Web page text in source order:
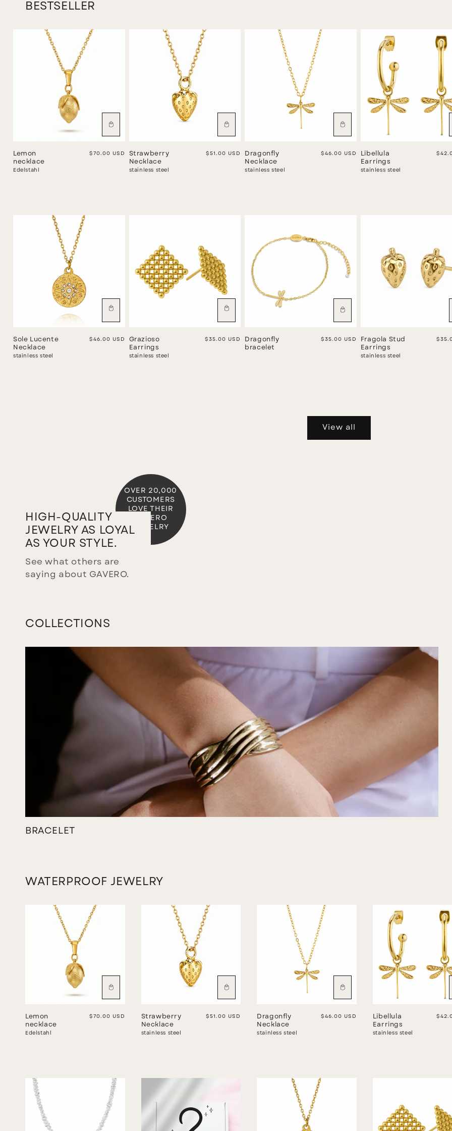
BESTSELLER
Lemon
necklace
Regular price
$70.00 USD
Edelstahl
Strawberry
Necklace
Regular price
$51.00 USD
stainless steel
Dragonfly
Necklace
Regular price
$46.00 USD
stainless steel
Libellula
Earrings
stainless steel
Sole Lucente
Necklace
Regular price
$46.00 USD
stainless steel
Grazioso
Earrings
Regular price
$35.00 USD
stainless steel
Dragonfly
bracelet
Regular price
$35.00 USD
Fragola Stud
Earrings
stainless steel
View all
OVER 20,000
CUSTOMERS
LOVE THEIR
GAVERO
JEWELRY
HIGH-QUALITY
JEWELRY AS LOYAL
AS YOUR STYLE.
See what others are
saying about GAVERO.
COLLECTIONS
BRACELET
WATERPROOF JEWELRY
Lemon
necklace
Regular price
$70.00 USD
Edelstahl
Strawberry
Necklace
Regular price
$51.00 USD
stainless steel
Dragonfly
Necklace
Regular price
$46.00 USD
stainless steel
Libellula
Earrings
stainless steel